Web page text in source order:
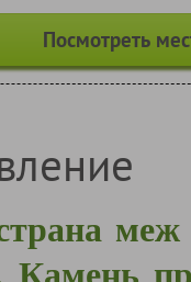
Посмотреть